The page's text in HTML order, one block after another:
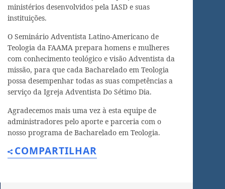
ministérios desenvolvidos pela IASD e suas
instituições.
O Seminário Adventista Latino-Americano de
Teologia da FAAMA prepara homens e mulheres
com conhecimento teológico e visão Adventista da
missão, para que cada Bacharelado em Teologia
possa desempenhar todas as suas competências a
serviço da Igreja Adventista Do Sétimo Dia.
Agradecemos mais uma vez à esta equipe de
administradores pelo aporte e parceria com o
nosso programa de Bacharelado em Teologia.
COMPARTILHAR